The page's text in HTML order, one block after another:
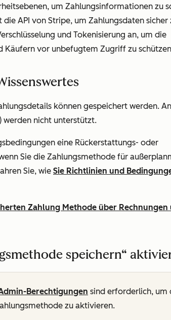
um Zahlungsinformationen zu
API von Stripe, um Zahlungsdaten sicher
und Tokenisierung an, um die
Käufern vor unbefugtem Zugriff zu
können gespeichert werden.
werden nicht unterstützt.
eine Rückerstattungs- oder
Sie die Zahlungsmethode für
Sie, wie Sie Richtlinien und
Zahlung Methode über Rechnungen
speichern“
Berechtigungen sind erforderlich, um
zu aktivieren.